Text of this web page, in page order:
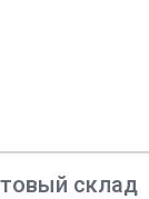
склад